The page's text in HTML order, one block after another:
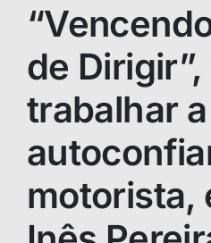
de
trabalhar a
motorista,